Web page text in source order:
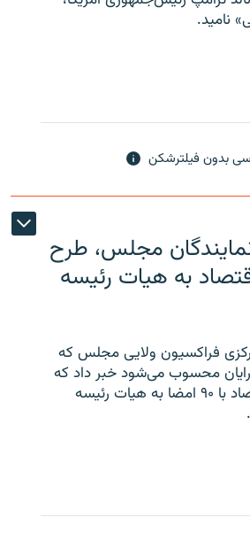
نامید.
بدون فیلترشکن
مجلس، طرح
به هیات رئیسه
فراکسیون ولایی مجلس که
محسوب می‌شود خبر داد که
طرح استیضاح وزیر اقتصاد با ۹۰ امضا به هیات رئیسه